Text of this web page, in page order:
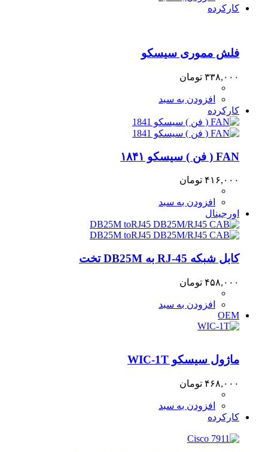
کارکرده
فلش مموری سیسکو
۳۳۸,۰۰۰ تومان
افزودن به سبد
کارکرده
FAN ( فن ) سیسکو ۱۸۴۱
۴۱۶,۰۰۰ تومان
افزودن به سبد
اورجینال
کابل شبکه RJ-45 به DB25M‏ تخت
۴۵۸,۰۰۰ تومان
افزودن به سبد
OEM
ماژول سیسکو WIC-1T
۴۶۸,۰۰۰ تومان
افزودن به سبد
کارکرده